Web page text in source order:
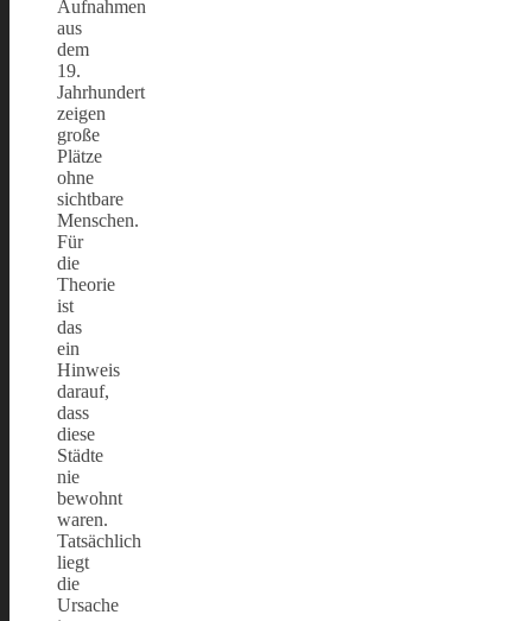
Aufnahmen
aus
dem
19.
Jahrhundert
zeigen
große
Plätze
ohne
sichtbare
Menschen.
Für
die
Theorie
ist
das
ein
Hinweis
darauf,
dass
diese
Städte
nie
bewohnt
waren.
Tatsächlich
liegt
die
Ursache